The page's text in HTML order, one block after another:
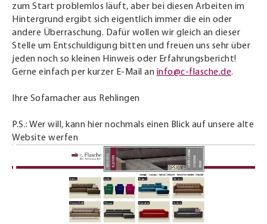
zum Start problemlos läuft, aber bei diesen Arbeiten im
Hintergrund ergibt sich eigentlich immer die ein oder
andere Überraschung. Dafür wollen wir gleich an dieser
Stelle um Entschuldigung bitten und freuen uns sehr über
jeden noch so kleinen Hinweis oder Erfahrungsbericht!
Gerne einfach per kurzer E-Mail an info@c-flasche.de.
Ihre Sofamacher aus Rehlingen
P.S.: Wer will, kann hier nochmals einen Blick auf unsere alte
Website werfen